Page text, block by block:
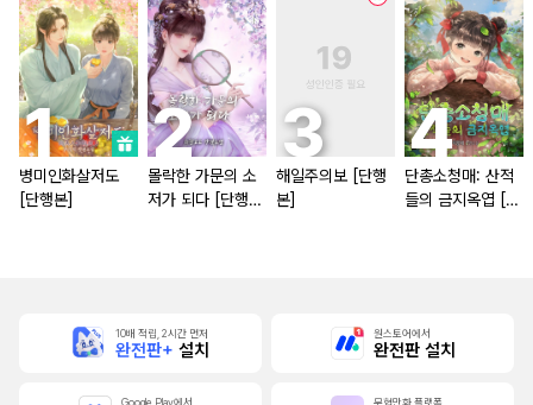
병미인화살저도
[단행본]
몰락한 가문의 소
저가 되다 [단행
해일주의보 [단행
본]
단총소청매: 산적
들의 금지옥엽 [단
10배 적립, 2시간 먼저
완전판+ 설치
원스토어에서
완전판 설치
Google Play에서 무협만화 플랫폼